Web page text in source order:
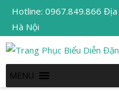
Hotline: 0967.849.866 Địa
Hà Nội
MENU